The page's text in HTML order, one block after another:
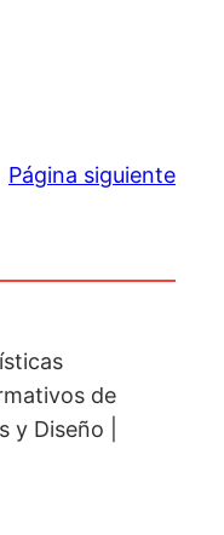
Página siguiente
de
y Diseño |